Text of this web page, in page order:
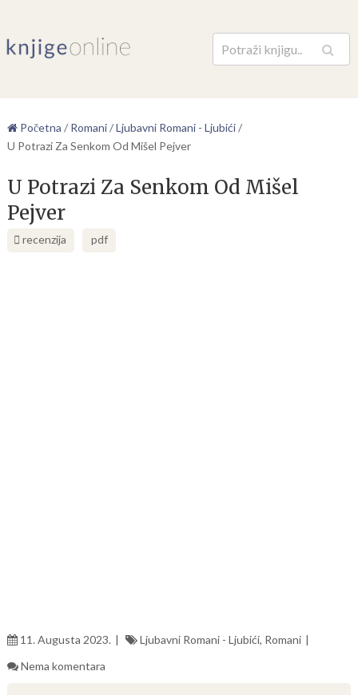
Pretraga
Početna / Romani/Ljubavni Romani - Ljubići/
U Potrazi Za Senkom Od Mišel Pejver
U Potrazi Za Senkom Od Mišel
Pejver
recenzija pdf
11. Augusta 2023. Ljubavni Romani - Ljubići, Romani
Nema komentara